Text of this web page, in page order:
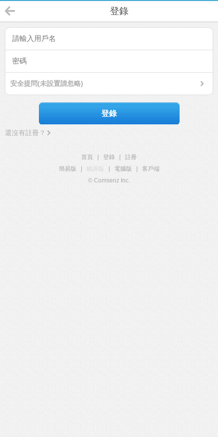
登錄
安全提問(未設置請忽略)
登錄
還沒有註冊？
首頁 登錄
註冊
簡易版
觸屏版 電腦版
客戶端
© Comsenz Inc.